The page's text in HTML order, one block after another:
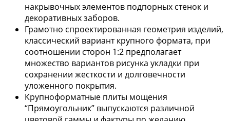
накрывочных элементов подпорных стенок и
декоративных заборов.
Грамотно спроектированная геометрия изделий,
классический вариант крупного формата, при
соотношении сторон 1:2 предполагает
множество вариантов рисунка укладки при
сохранении жесткости и долговечности
уложенного покрытия.
Крупноформатные плиты мощения
“Прямоугольник” выпускаются различной